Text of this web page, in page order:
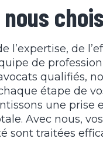
l’expertise, de
de
qualifiés,
étape de
une prise
Avec nous,
sont traitées